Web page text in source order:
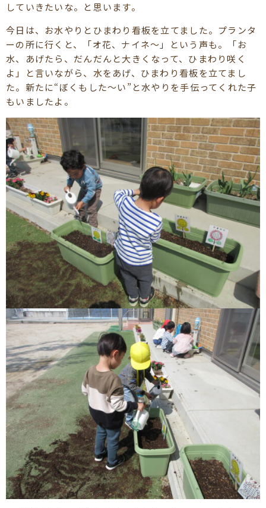
していきたいな。と思います。
今日は、お水やりとひまわり看板を立てました。プランタ
ーの所に行くと、「オ花、ナイネ～」という声も。「お
水、あげたら、だんだんと大きくなって、ひまわり咲く
よ」と言いながら、水をあげ、ひまわり看板を立てまし
た。新たに“ぼくもした～い”と水やりを手伝ってくれた子
もいましたよ。